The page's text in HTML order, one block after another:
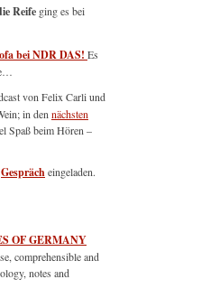
Reife ging es bei
bei NDR DAS! Es
von Felix Carli und
in den nächsten
Spaß beim Hören –
Gesprächeingeladen.
OF GERMANY
comprehensible and
notes and